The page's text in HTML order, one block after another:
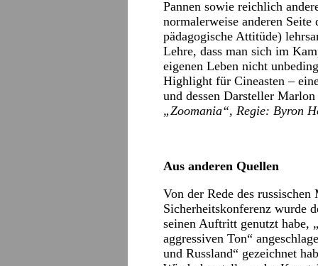
Pannen sowie reichlich
normalerweise anderen
pädagogische Attitüde)
Lehre, dass man sich im
eigenen Leben nicht
Highlight für Cineasten –
und dessen Darsteller
„Zoomania“, Regie: Byron
Aus anderen Quellen
Von der Rede des
Sicherheitskonferenz wurde
seinen Auftritt genutzt habe,
aggressiven Ton“
und Russland“ gezeichnet